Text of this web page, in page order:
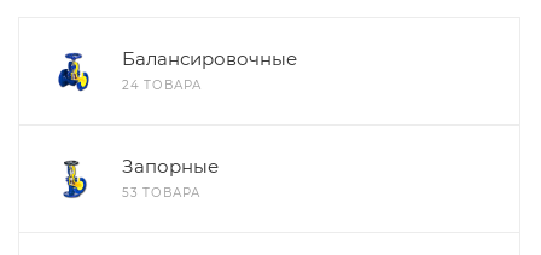
Балансировочные
24 ТОВАРА
Запорные
53 ТОВАРА